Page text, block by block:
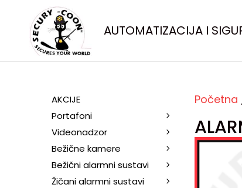
AUTOMATIZACIJA I
Početna
AKCIJE
Portafoni
Videonadzor
Bežične kamere
Bežični alarmni sustavi
Žičani alarmni sustavi